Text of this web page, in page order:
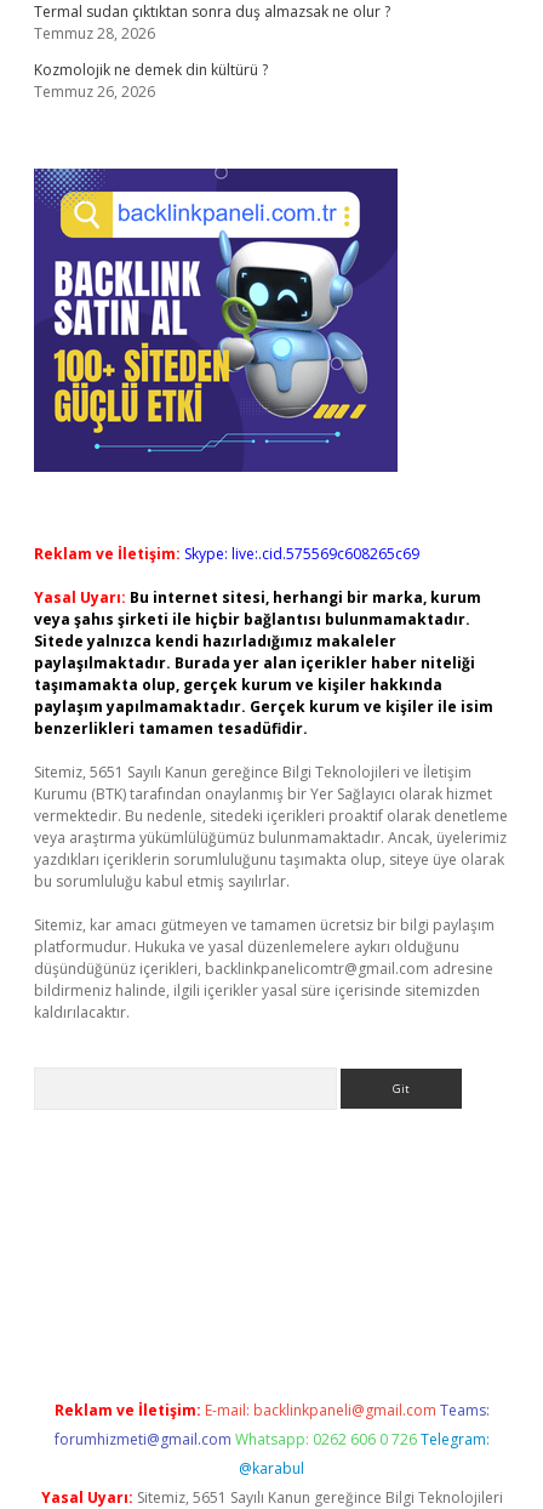
Termal sudan çıktıktan sonra duş almazsak ne olur ?
Temmuz 28, 2026
Kozmolojik ne demek din kültürü ?
Temmuz 26, 2026
Reklam ve İletişim: Skype: live:.cid.575569c608265c69
Yasal Uyarı: Bu internet sitesi, herhangi bir marka, kurum
veya şahıs şirketi ile hiçbir bağlantısı bulunmamaktadır.
Sitede yalnızca kendi hazırladığımız makaleler
paylaşılmaktadır. Burada yer alan içerikler haber niteliği
taşımamakta olup, gerçek kurum ve kişiler hakkında
paylaşım yapılmamaktadır. Gerçek kurum ve kişiler ile isim
benzerlikleri tamamen tesadüfidir.
Sitemiz, 5651 Sayılı Kanun gereğince Bilgi Teknolojileri ve İletişim
Kurumu (BTK) tarafından onaylanmış bir Yer Sağlayıcı olarak hizmet
vermektedir. Bu nedenle, sitedeki içerikleri proaktif olarak denetleme
veya araştırma yükümlülüğümüz bulunmamaktadır. Ancak, üyelerimiz
yazdıkları içeriklerin sorumluluğunu taşımakta olup, siteye üye olarak
bu sorumluluğu kabul etmiş sayılırlar.
Sitemiz, kar amacı gütmeyen ve tamamen ücretsiz bir bilgi paylaşım
platformudur. Hukuka ve yasal düzenlemelere aykırı olduğunu
düşündüğünüz içerikleri, backlinkpanelicomtr@gmail.com adresine
bildirmeniz halinde, ilgili içerikler yasal süre içerisinde sitemizden
kaldırılacaktır.
Reklam ve İletişim: E-mail: backlinkpaneli@gmail.com Teams:
forumhizmeti@gmail.com Whatsapp: 0262 606 0 726 Telegram:
@karabul
Yasal Uyarı: Sitemiz, 5651 Sayılı Kanun gereğince Bilgi Teknolojileri